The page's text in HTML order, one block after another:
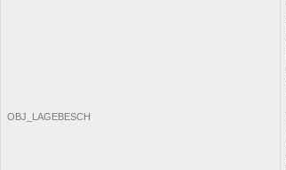
OBJ_LAGEBESCH